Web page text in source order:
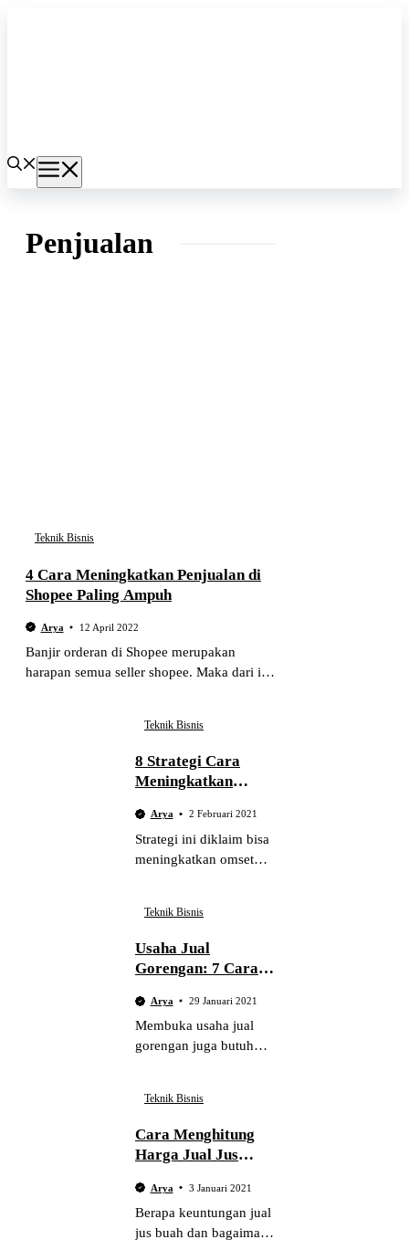
Penjualan
Teknik Bisnis
4 Cara Meningkatkan Penjualan di
Shopee Paling Ampuh
Arya 12 April 2022
Banjir orderan di Shopee merupakan
harapan semua seller shopee. Maka dari itu
Teknik Bisnis
8 Strategi Cara
Meningkatkan
Paling Ampuh
Arya 2 Februari 2021
Strategi ini diklaim bisa
meningkatkan omset
langkah-langkah cara
meningkatkan omset
penjualan yang sudah
terbukti ampuh.
Teknik Bisnis
Usaha Jual
Gorengan: 7 Cara
Biar Laris
Arya 29 Januari 2021
Membuka usaha jual
gorengan juga butuh
jualan gorengan biar
laris dan cepat laku
diburu pembeli.
Teknik Bisnis
Cara Menghitung
Harga Jual Jus
Arya 3 Januari 2021
Berapa keuntungan jual
jus buah dan bagaimana